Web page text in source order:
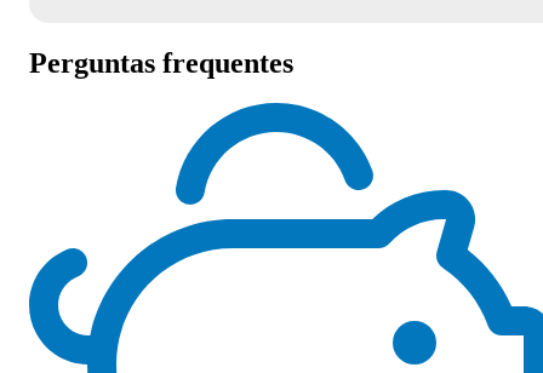
Perguntas frequentes